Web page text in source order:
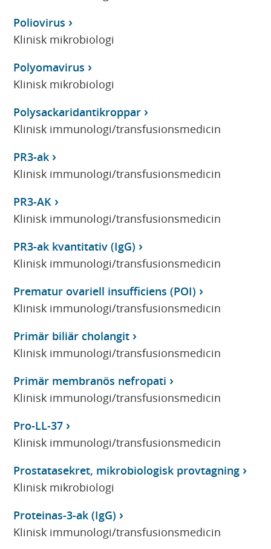
Poliovirus
Klinisk mikrobiologi
Polyomavirus
Klinisk mikrobiologi
Polysackaridantikroppar
Klinisk immunologi/transfusionsmedicin
PR3-ak
Klinisk immunologi/transfusionsmedicin
PR3-AK
Klinisk immunologi/transfusionsmedicin
PR3-ak kvantitativ (IgG)
Klinisk immunologi/transfusionsmedicin
Prematur ovariell insufficiens (POI)
Klinisk immunologi/transfusionsmedicin
Primär biliär cholangit
Klinisk immunologi/transfusionsmedicin
Primär membranös nefropati
Klinisk immunologi/transfusionsmedicin
Pro-LL-37
Klinisk immunologi/transfusionsmedicin
Prostatasekret, mikrobiologisk provtagning
Klinisk mikrobiologi
Proteinas-3-ak (IgG)
Klinisk immunologi/transfusionsmedicin